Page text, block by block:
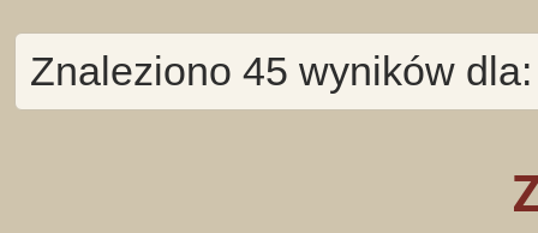
Znaleziono 45 wyników